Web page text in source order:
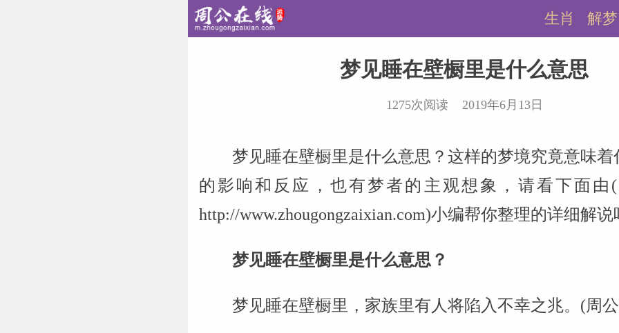
解梦
生肖
梦见睡在壁橱里是什么意思
1275次阅读 2019年6月13日
梦见睡在壁橱里是什么意思？这样的梦境究竟意味
的影响和反应，也有梦者的主观想象，请看下面由
http://www.zhougongzaixian.com)小编帮你整理的详细解说
梦见睡在壁橱里是什么意思？
梦见睡在壁橱里，家族里有人将陷入不幸之兆。(周